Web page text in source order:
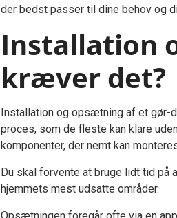
der bedst passer til dine behov og
Installation
kræver det?
Installation og opsætning af et
proces, som de fleste kan klare
komponenter, der nemt kan
Du skal forvente at bruge lidt tid
hjemmets mest udsatte områder.
Opsætningen foregår ofte via en